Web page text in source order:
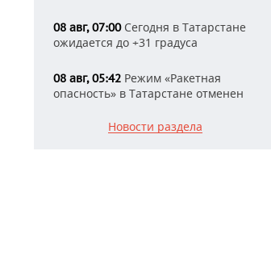
08 авг, 07:00Сегодня в Татарстане
ожидается до +31 градуса
08 авг, 05:42 Режим «Ракетная
опасность» в Татарстане отменен
Новости раздела